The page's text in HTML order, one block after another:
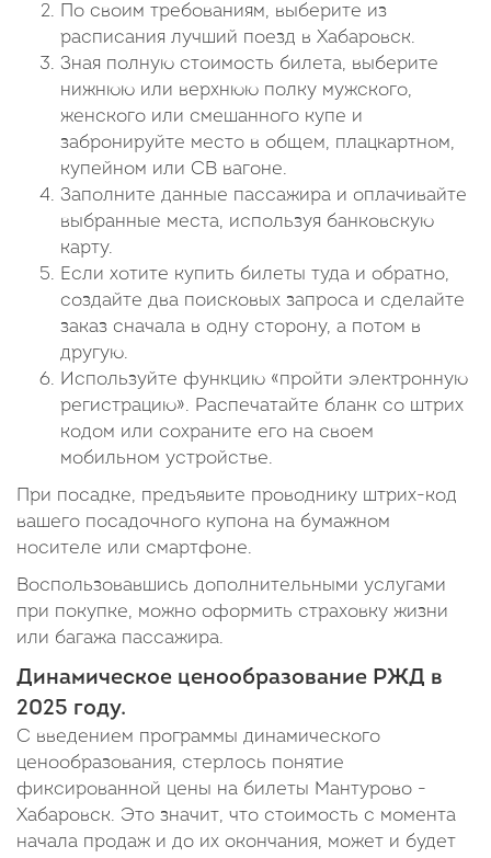
По своим требованиям, выберите из
расписания лучший поезд в Хабаровск.
Зная полную стоимость билета, выберите
нижнюю или верхнюю полку мужского,
женского или смешанного купе и
забронируйте место в общем, плацкартном,
купейном или СВ вагоне.
Заполните данные пассажира и оплачивайте
выбранные места, используя банковскую
карту.
Если хотите купить билеты туда и обратно,
создайте два поисковых запроса и сделайте
заказ сначала в одну сторону, а потом в
другую.
Используйте функцию «пройти электронную
регистрацию». Распечатайте бланк со штрих
кодом или сохраните его на своем
мобильном устройстве.
При посадке, предъявите проводнику штрих-код
вашего посадочного купона на бумажном
носителе или смартфоне.
Воспользовавшись дополнительными услугами
при покупке, можно оформить страховку жизни
или багажа пассажира.
Динамическое ценообразование РЖД в
2025 году.
С введением программы динамического
ценообразования, стерлось понятие
фиксированной цены на билеты Мантурово -
Хабаровск. Это значит, что стоимость с момента
начала продаж и до их окончания, может и будет